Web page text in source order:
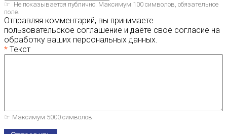
Не показывается публично. Максимум 100 символов, обязательное
поле.
Отправляя комментарий, вы принимаете
пользовательское соглашение и даёте своё согласие на
обработку ваших персональных данных.
Текст
Максимум 5000 символов.